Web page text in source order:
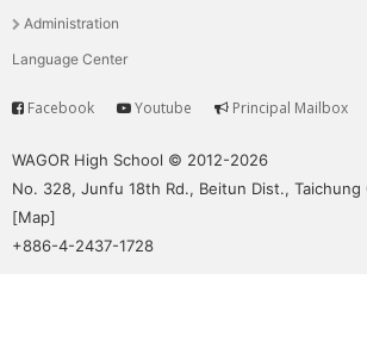
國
移
動
的
世
界
公
單Administration
Language Center
Service
Facebook Youtube Principal Mailbox
WAGOR High School © 2012-2026
No. 328, Junfu 18th Rd., Beitun Dist., Taichung
[Map]
+886-4-2437-1728